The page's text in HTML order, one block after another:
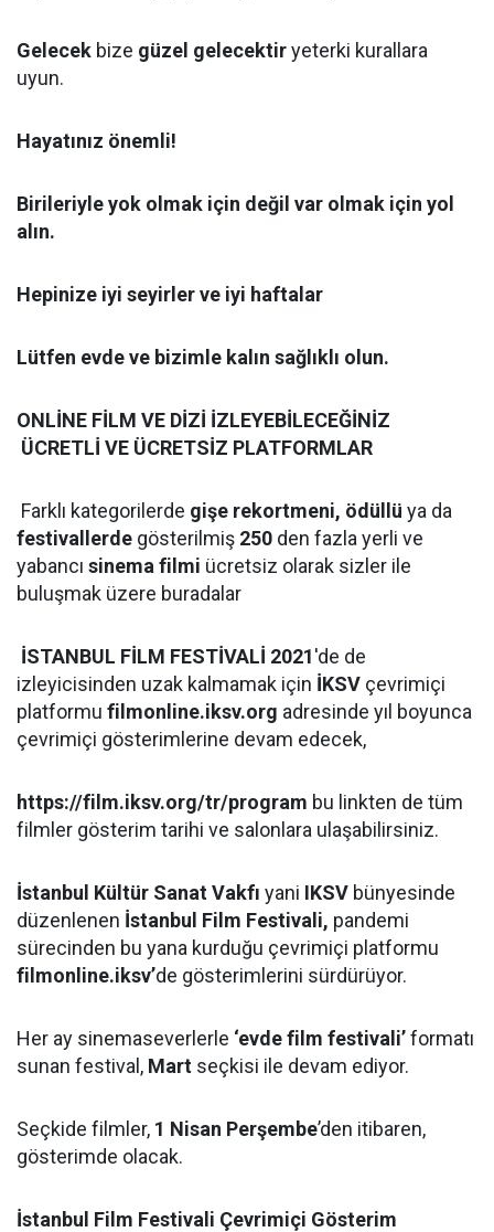
Gelecek bize güzel gelecektiryeterki kurallara
uyun.
Hayatınız önemli!
Birileriyle yok olmak için değil var olmak için yol
alın.
Hepinize iyi seyirler ve iyi haftalar
Lütfen evde ve bizimle kalın sağlıklı olun.
ONLİNE FİLM VE DİZİ İZLEYEBİLECEĞİNİZ
ÜCRETLİ VE ÜCRETSİZ PLATFORMLAR
Farklı kategorilerde gişe rekortmeni, ödüllü ya da
festivallerde gösterilmiş 250 den fazla yerli ve
yabancı sinema filmi ücretsiz olarak sizler ile
buluşmak üzere buradalar
İSTANBUL FİLM FESTİVALİ 2021'de de
izleyicisinden uzak kalmamak için İKSV çevrimiçi
platformu filmonline.iksv.org adresinde yıl boyunca
çevrimiçi gösterimlerine devam edecek,
https://film.iksv.org/tr/program bu linkten de tüm
filmler gösterim tarihi ve salonlara ulaşabilirsiniz.
İstanbul Kültür Sanat Vakfı yani IKSV bünyesinde
düzenlenen İstanbul Film Festivali, pandemi
sürecinden bu yana kurduğu çevrimiçi platformu
filmonline.iksv’de gösterimlerini sürdürüyor.
Her ay sinemaseverlerle ‘evde film festivali’formatı
sunan festival, Mart seçkisi ile devam ediyor.
Seçkide filmler, 1 Nisan Perşembe’den itibaren,
gösterimde olacak.
İstanbul Film Festivali Çevrimiçi Gösterim